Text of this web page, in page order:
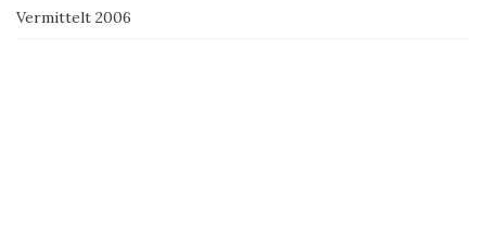
Vermittelt 2006